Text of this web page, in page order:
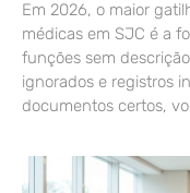
Em 2026, o maior
médicas em SJC é a
funções sem
ignorados e registros
documentos certos,